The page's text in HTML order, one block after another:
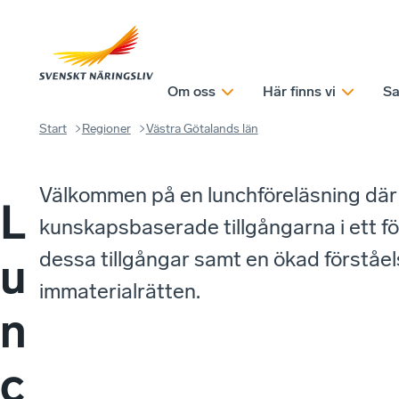
Om oss Här finns vi
Start Regioner Västra Götalands län
L
u
n
c
Välkommen på en lunchföreläsning
kunskapsbaserade tillgångarna i ett
dessa tillgångar samt en ökad
immaterialrätten.